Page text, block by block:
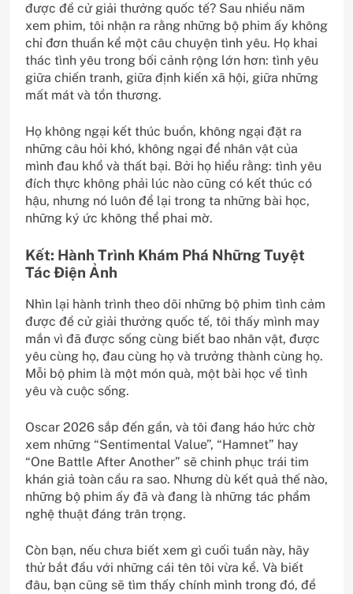
được đề cử giải thưởng quốc tế? Sau nhiều năm
xem phim, tôi nhận ra rằng những bộ phim ấy không
chỉ đơn thuần kể một câu chuyện tình yêu. Họ khai
thác tình yêu trong bối cảnh rộng lớn hơn: tình yêu
giữa chiến tranh, giữa định kiến xã hội, giữa những
mất mát và tổn thương.
Họ không ngại kết thúc buồn, không ngại đặt ra
những câu hỏi khó, không ngại để nhân vật của
mình đau khổ và thất bại. Bởi họ hiểu rằng: tình yêu
đích thực không phải lúc nào cũng có kết thúc có
hậu, nhưng nó luôn để lại trong ta những bài học,
những ký ức không thể phai mờ.
Kết: Hành Trình Khám Phá Những Tuyệt
Tác Điện Ảnh
Nhìn lại hành trình theo dõi những bộ phim tình cảm
được đề cử giải thưởng quốc tế, tôi thấy mình may
mắn vì đã được sống cùng biết bao nhân vật, được
yêu cùng họ, đau cùng họ và trưởng thành cùng họ.
Mỗi bộ phim là một món quà, một bài học về tình
yêu và cuộc sống.
Oscar 2026 sắp đến gần, và tôi đang háo hức chờ
xem những “Sentimental Value”, “Hamnet” hay
“One Battle After Another” sẽ chinh phục trái tim
khán giả toàn cầu ra sao. Nhưng dù kết quả thế nào,
những bộ phim ấy đã và đang là những tác phẩm
nghệ thuật đáng trân trọng.
Còn bạn, nếu chưa biết xem gì cuối tuần này, hãy
thử bắt đầu với những cái tên tôi vừa kể. Và biết
đâu, bạn cũng sẽ tìm thấy chính mình trong đó, để